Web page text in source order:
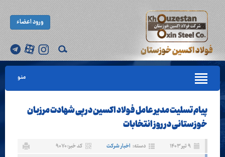
ورود اعضاء
منو
پیام تسلیت مدیر عامل فولاد اکسین در پی شهادت مرزبان
خوزستانی در روز انتخابات
۹ تیر ۱۴۰۳ دسته: اخبار شرکت کد خبر: ۹۰۷۰